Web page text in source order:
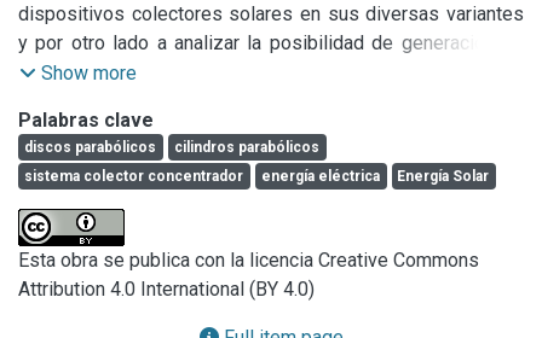
dispositivos colectores solares en sus diversas variantes
y por otro lado a analizar la posibilidad de generación de
Energía Eléctrica por medio de colectores de Energía Solar
nuestro país y puntualmente en la provincia de Buenos
Aires.
Para esto se recurrió a la bibliografía existente sobre el
tema y a la investigación de los trabajos que se han
realizado en el extranjero y principalmente en nuestro país.
Los resultados de un análisis general de dicha información
revelan que, en nuestro territorio, la utilización de recursos
naturales renovables para la generación de energía
Show more
Palabras clave
discos parabólicos
cilindros parabólicos
sistema colector concentrador
energía eléctrica Energía Solar
Esta obra se publica con la licencia Creative Commons
Attribution 4.0 International (BY 4.0)